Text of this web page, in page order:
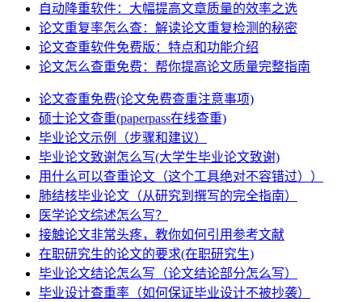
自动降重软件：大幅提高文章质量的效率之选
论文重复率怎么查：解读论文重复检测的秘密
论文查重软件免费版：特点和功能介绍
论文怎么查重免费：帮你提高论文质量完整指南
论文查重免费(论文免费查重注意事项)
硕士论文查重(paperpass在线查重)
毕业论文示例（步骤和建议）
毕业论文致谢怎么写(大学生毕业论文致谢)
用什么可以查重论文（这个工具绝对不容错过））
肺结核毕业论文（从研究到撰写的完全指南）
医学论文综述怎么写？
接触论文非常头疼，教你如何引用参考文献
在职研究生的论文的要求(在职研究生)
毕业论文结论怎么写（论文结论部分怎么写）
毕业设计查重率（如何保证毕业设计不被抄袭）